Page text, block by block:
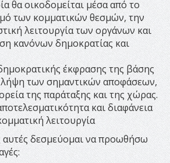
θα οικοδομείται μέσα από το
των κομματικών θεσμών, την
λειτουργία των οργάνων και
κανόνων δημοκρατίας και
έκφρασης της βάσης
των σημαντικών αποφάσεων,
της παράταξης και της χώρας.
και διαφάνεια
λειτουργία
αυτές δεσμεύομαι να προωθήσω